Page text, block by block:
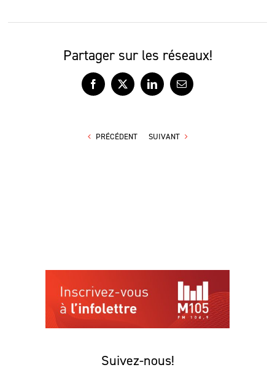
Partager sur les réseaux!
Facebook
X LinkedInCourriel
PRÉCÉDENT SUIVANT
Suivez-nous!